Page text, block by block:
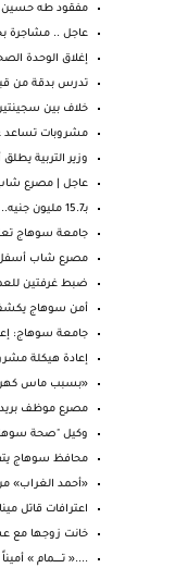
مفقود طه حسين
عاجل .. مشاجرة
إغلاق الوحدة
تدرس بدقة من
خلاف بين
مشروبات تساعد
وزير التربية
عاجل | مصرع
بـ15.7 مليون جنيه.. طرح مشروع «إنتاج الدواجن بالأح...
جامعة سوهاج
مصرع شاب أسفل
ضبط غرفتين
أمن سوهاج
جامعة سوهاج:
إعادة هيكلة
«بسبب ماس
مصرع موظف
وكيل "صحة
محافظ سوهاج
«أحمد الغراب»
اعترافات قاتل
خانت زوجها مع
....« تـــــــمام